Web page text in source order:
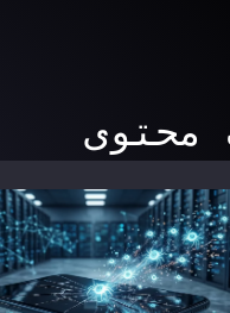
محتوى